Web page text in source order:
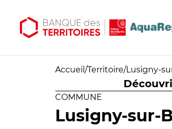
Accueil /Territoire/Lusigny-
COMMUNE
Lusigny-sur-